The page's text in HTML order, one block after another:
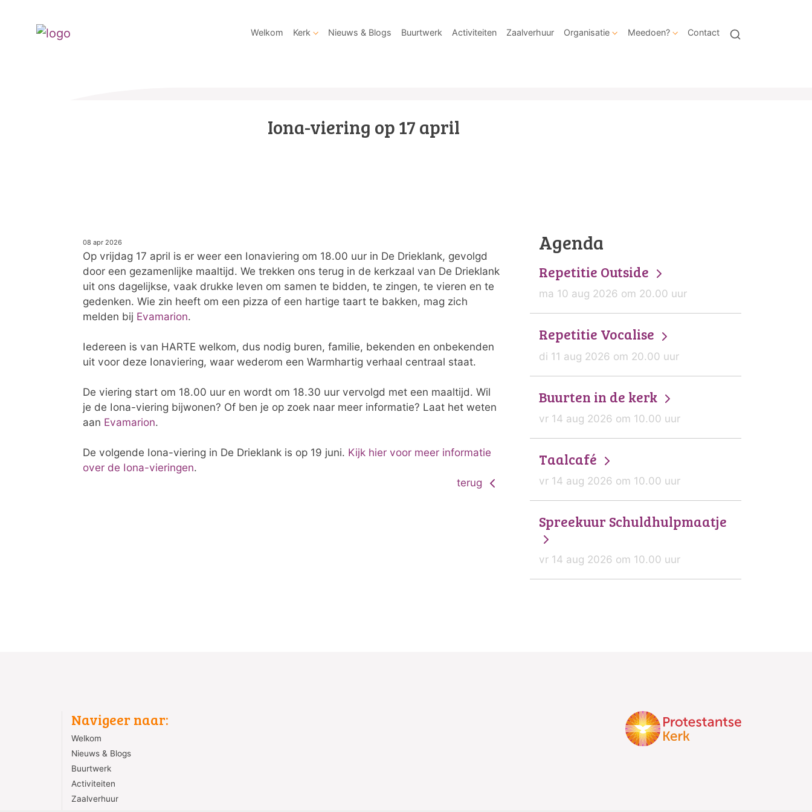
Welkom Kerk Nieuws & Blogs Buurtwerk Activiteiten Zaalverhuur Organisatie Meedoen? Contact
Iona-viering op 17 april
08 apr 2026
Op vrijdag 17 april is er weer een Ionaviering om 18.00 uur in De Drieklank, gevolgd
door een gezamenlijke maaltijd. We trekken ons terug in de kerkzaal van De Drieklank
uit ons dagelijkse, vaak drukke leven om samen te bidden, te zingen, te vieren en te
gedenken. Wie zin heeft om een pizza of een hartige taart te bakken, mag zich
melden bij Evamarion.
Iedereen is van HARTE welkom, dus nodig buren, familie, bekenden en onbekenden
uit voor deze Ionaviering, waar wederom een Warmhartig verhaal centraal staat.
De viering start om 18.00 uur en wordt om 18.30 uur vervolgd met een maaltijd. Wil
je de Iona-viering bijwonen? Of ben je op zoek naar meer informatie? Laat het weten
aan Evamarion.
De volgende Iona-viering in De Drieklank is op 19 juni. Kijk hier voor meer informatie
over de Iona-vieringen.
terug
Agenda
Repetitie Outside
ma 10 aug 2026 om 20.00 uur
Repetitie Vocalise
di 11 aug 2026 om 20.00 uur
Buurten in de kerk
vr 14 aug 2026 om 10.00 uur
Taalcafé
vr 14 aug 2026 om 10.00 uur
Spreekuur Schuldhulpmaatje
vr 14 aug 2026 om 10.00 uur
Navigeer naar:
Welkom
Nieuws & Blogs
Buurtwerk
Activiteiten
Zaalverhuur